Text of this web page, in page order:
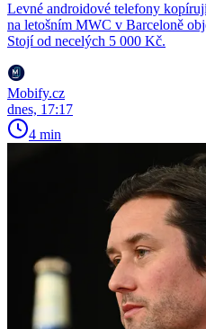
Levné androidové telefony
na letošním MWC v Barceloně
Stojí od necelých 5 000 Kč.
Mobify.cz
dnes, 17:17
4 min